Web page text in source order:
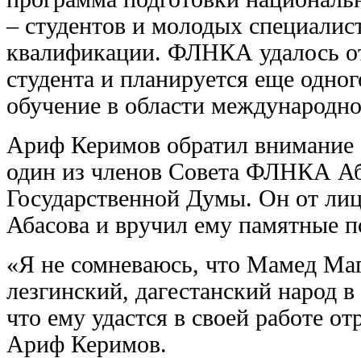
– студентов и молодых
квалификации. ФЛНКА удалось
студента и планируется еще
обучение в области
Ариф Керимов обратил внимание
один из членов Совета ФЛНКА
Государственной Думы. Он от
Абасова и вручил ему памятные
«Я не сомневаюсь, что Мамед
лезгинский, дагестанский народ
что ему удастся в своей работе
Ариф Керимов.